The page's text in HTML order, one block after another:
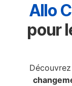
Allo
pour